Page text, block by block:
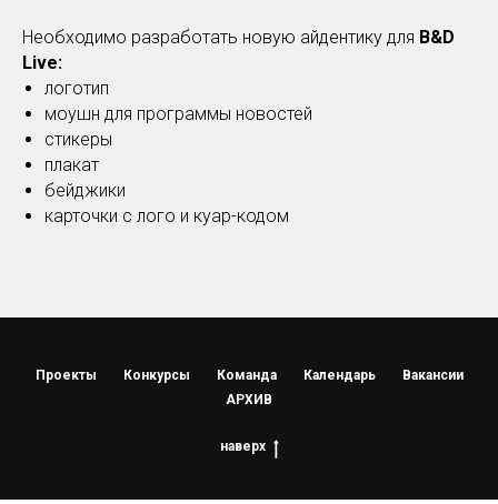
Необходимо разработать новую айдентику для B&D
Live:
логотип
моушн для программы новостей
стикеры
плакат
бейджики
карточки с лого и куар-кодом
Проекты Конкурсы Команда Календарь
Вакансии
АРХИВ
наверх